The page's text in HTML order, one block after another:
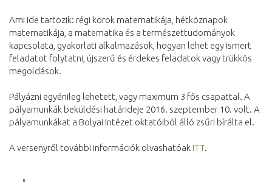
Ami ide tartozik: régi korok matematikája, hétköznapok
matematikája, a matematika és a természettudományok
kapcsolata, gyakorlati alkalmazások, hogyan lehet egy ismert
feladatot folytatni, újszerű és érdekes feladatok vagy trükkös
megoldások.
Pályázni egyénileg lehetett, vagy maximum 3 fős csapattal. A
pályamunkák beküldési határideje 2016. szeptember 10. volt. A
pályamunkákat a Bolyai Intézet oktatóiból álló zsűri bírálta el.
A versenyről további információk olvashatóakITT.